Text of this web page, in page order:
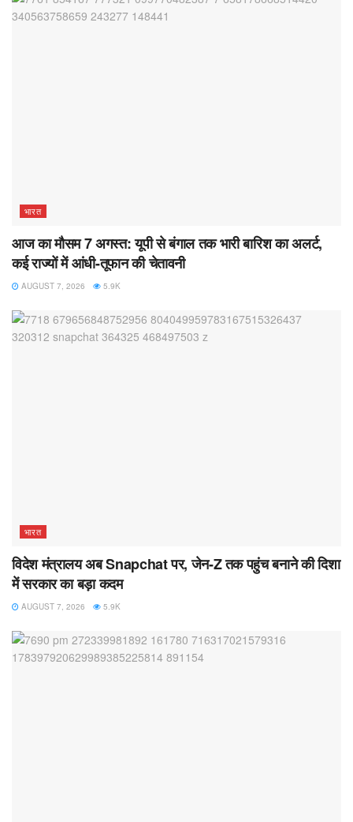
भारत
आज का मौसम 7 अगस्त: यूपी से बंगाल तक भारी बारिश का अलर्ट,
कई राज्यों में आंधी-तूफान की चेतावनी
AUGUST 7, 2026 5.9K
भारत
विदेश मंत्रालय अब Snapchat पर, जेन-Z तक पहुंच बनाने की दिशा
में सरकार का बड़ा कदम
AUGUST 7, 2026 5.9K